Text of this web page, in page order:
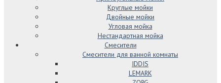
Круглые мойки
Двойные мойки
Угловая мойка
Нестандартная мойка
Смесители
Смесители для ванной комнаты
IDDIS
LEMARK